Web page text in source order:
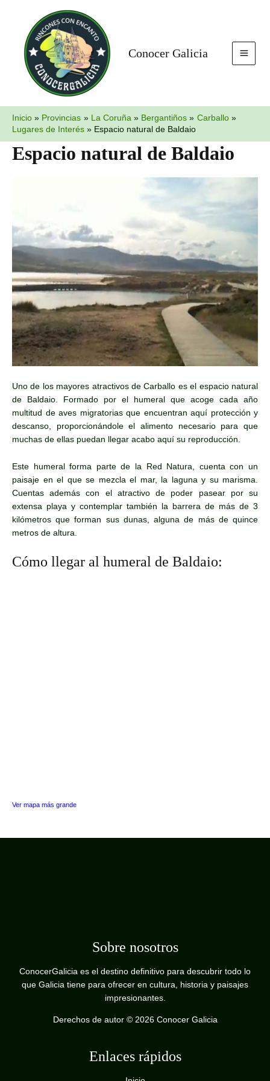
contenido
Conocer Galicia
Inicio Provincias La Coruña Bergantiños
Carballo
Lugares de Interés
Espacio natural de Baldaio
Espacio natural de Baldaio
Uno de los mayores atractivos de Carballo es el espacio natural
de Baldaio. Formado por el humeral que acoge cada año
multitud de aves migratorias que encuentran aquí protección y
descanso, proporcionándole el alimento necesario para que
muchas de ellas puedan llegar acabo aquí su reproducción.
Este humeral forma parte de la Red Natura, cuenta con un
paisaje en el que se mezcla el mar, la laguna y su marisma.
Cuentas además con el atractivo de poder pasear por su
extensa playa y contemplar también la barrera de más de 3
kilómetros que forman sus dunas, alguna de más de quince
metros de altura.
Cómo llegar al humeral de Baldaio:
Ver mapa más grande
Sobre nosotros
ConocerGalicia es el destino definitivo para descubrir todo lo
que Galicia tiene para ofrecer en cultura, historia y paisajes
impresionantes.
Derechos de autor © 2026 Conocer Galicia
Enlaces rápidos